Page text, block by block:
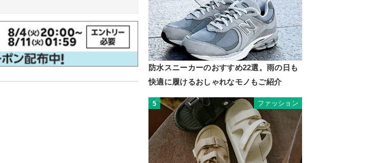
防水スニーカーのおすすめ22選。雨の日も
快適に履けるおしゃれなモノもご紹介
5 ファッション